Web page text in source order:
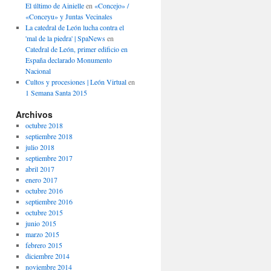
El último de Ainielleen «Concejo» /
«Conceyu» y Juntas Vecinales
La catedral de León lucha contra el
'mal de la piedra' | SpaNewsen
Catedral de León, primer edificio en
España declarado Monumento
Nacional
Cultos y procesiones | León Virtualen
1 Semana Santa 2015
Archivos
octubre 2018
septiembre 2018
julio 2018
septiembre 2017
abril 2017
enero 2017
octubre 2016
septiembre 2016
octubre 2015
junio 2015
marzo 2015
febrero 2015
diciembre 2014
noviembre 2014